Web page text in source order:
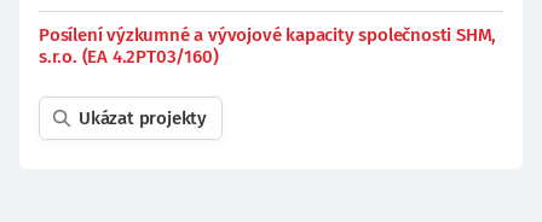
Posílení výzkumné a vývojové kapacity společnosti SHM,
s.r.o. (EA 4.2PT03/160)
Ukázat projekty